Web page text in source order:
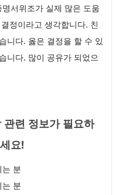
서위조가 실제 많은 도움
정이라고 생각합니다. 친
니다. 옳은 결정을 할 수 있
니다. 많이 공유가 되었으
련 정보가 필요하
요!
는 분
는 분